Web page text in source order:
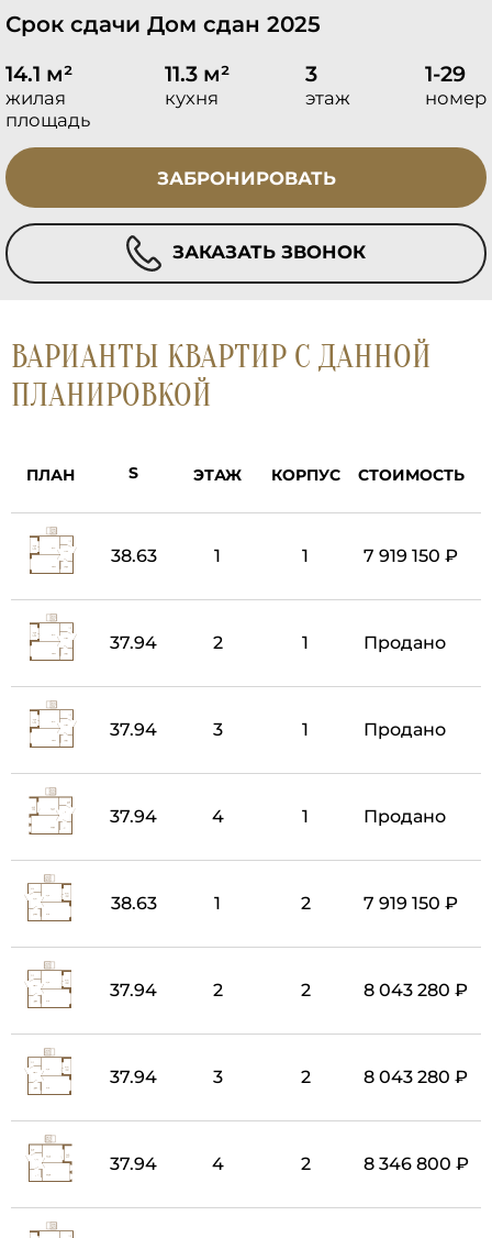
Срок сдачи Дом сдан 2025
14.1 м²
жилая
площадь
11.3 м²
кухня
3
этаж
1-29
номер
ЗАБРОНИРОВАТЬ
ЗАКАЗАТЬ ЗВОНОК
ВАРИАНТЫ КВАРТИР С ДАННОЙ
ПЛАНИРОВКОЙ
ПЛАН ЭТАЖ КОРПУС СТОИМОСТЬ
38.63 1 1 7 919 150 ₽
37.94 2 1 Продано
37.94 3 1 Продано
37.94 4 1 Продано
38.63 1 2 7 919 150 ₽
37.94 2 2 8 043 280 ₽
37.94 3 2 8 043 280 ₽
37.94 4 2 8 346 800 ₽